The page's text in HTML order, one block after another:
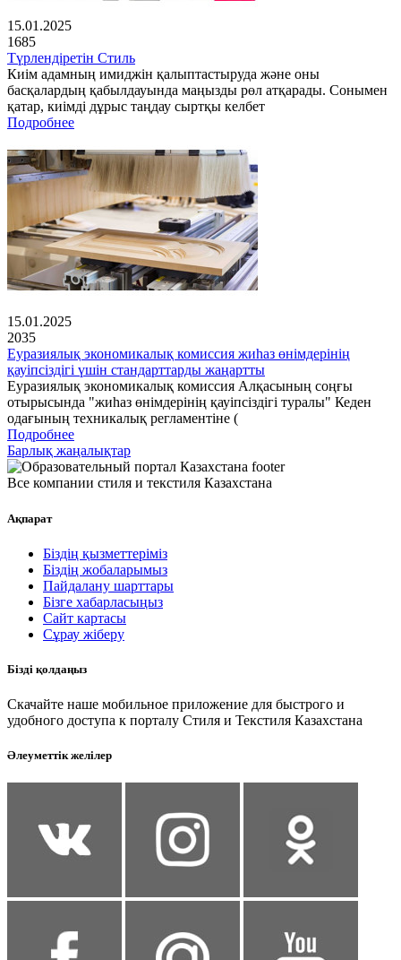
15.01.2025
1685
Түрлендіретін Стиль
Киім адамның имиджін қалыптастыруда және оны
басқалардың қабылдауында маңызды рөл атқарады. Сонымен
қатар, киімді дұрыс таңдау сыртқы келбет
Подробнее
15.01.2025
2035
Еуразиялық экономикалық комиссия жиһаз өнімдерінің
қауіпсіздігі үшін стандарттарды жаңартты
Еуразиялық экономикалық комиссия Алқасының соңғы
отырысында "жиһаз өнімдерінің қауіпсіздігі туралы" Кеден
одағының техникалық регламентіне (
Подробнее
Барлық жаңалықтар
Все компании стиля и текстиля Казахстана
Ақпарат
Біздің қызметтеріміз
Біздің жобаларымыз
Пайдалану шарттары
Бізге хабарласыңыз
Сайт картасы
Сұрау жіберу
Бізді қолдаңыз
Скачайте наше мобильное приложение для быстрого и
удобного доступа к порталу Стиля и Текстиля Казахстана
Әлеуметтік желілер